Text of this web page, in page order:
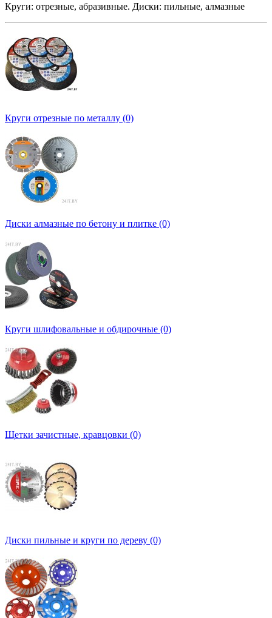
Круги: отрезные, абразивные. Диски: пильные, алмазные
Круги отрезные по металлу (0)
Диски алмазные по бетону и плитке (0)
Круги шлифовальные и обдирочные (0)
Щетки зачистные, кравцовки (0)
Диски пильные и круги по дереву (0)